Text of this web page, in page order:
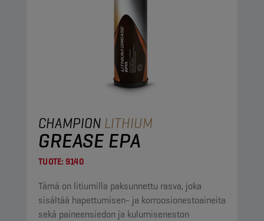
CHAMPION LITHIUM
GREASE EPA
TUOTE: 9140
Tämä on litiumilla paksunnettu rasva, joka
sisältää hapettumisen- ja korroosionestoaineita
sekä paineensiedon ja kulumiseneston